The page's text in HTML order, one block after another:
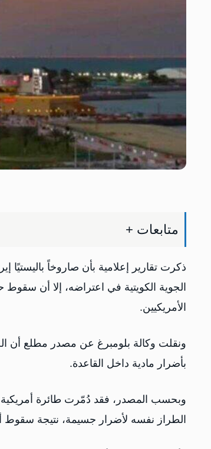
متابعات +
ذكرت تقارير إعلامية بأن صاروخاً
الجوية الكويتية في اعتراضه، إلا أن
الأمريكيين.
ونقلت وكالة بلومبرغ عن مصدر مطلع أن
بأضرار مادية داخل القاعدة.
الطراز نفسه لأضرار جسيمة، نتيجة